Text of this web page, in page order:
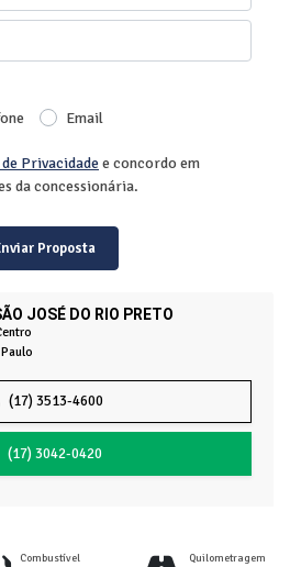
JOSÉ DO RIO PRETO
(17) 3513-4600
(17) 3042-0420
Email
Privacidadee concordo em
da concessionária.
Proposta
Combustível Quilometragem